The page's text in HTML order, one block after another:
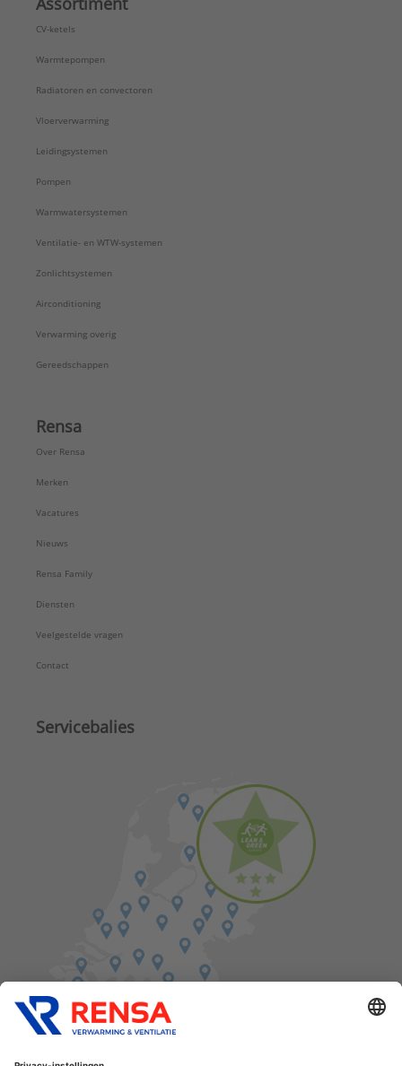
CV-ketels
Warmtepompen
Radiatoren en convectoren
Vloerverwarming
Leidingsystemen
Pompen
Warmwatersystemen
Ventilatie- en WTW-systemen
Zonlichtsystemen
Airconditioning
Verwarming overig
Gereedschappen
Rensa
Over Rensa
Merken
Vacatures
Nieuws
Rensa Family
Diensten
Veelgestelde vragen
Contact
Servicebalies